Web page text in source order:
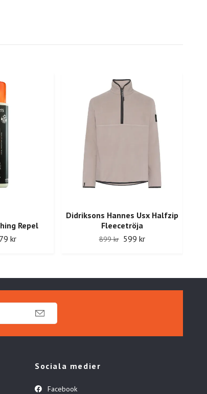
Repel
kr
Didriksons Hannes Usx Halfzip
Fleecetröja
899 kr 599 kr
Sociala medier
Facebook